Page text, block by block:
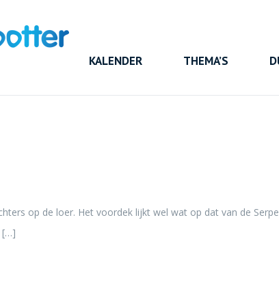
KALENDER THEMA’S
op de loer. Het voordek lijkt wel wat op dat van de
[…]